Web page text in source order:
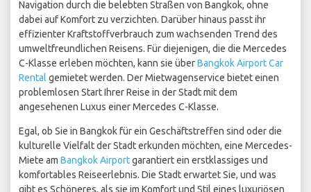
Navigation durch die belebten Straßen von Bangkok, ohne
dabei auf Komfort zu verzichten. Darüber hinaus passt ihr
effizienter Kraftstoffverbrauch zum wachsenden Trend des
umweltfreundlichen Reisens. Für diejenigen, die die Mercedes
C-Klasse erleben möchten, kann sie überBangkok Airport Car
Rental gemietet werden. Der Mietwagenservice bietet einen
problemlosen Start Ihrer Reise in der Stadt mit dem
angesehenen Luxus einer Mercedes C-Klasse.
Egal, ob Sie in Bangkok für ein Geschäftstreffen sind oder die
kulturelle Vielfalt der Stadt erkunden möchten, eine Mercedes-
Miete am Bangkok Airportgarantiert ein erstklassiges und
komfortables Reiseerlebnis. Die Stadt erwartet Sie, und was
gibt es Schöneres, als sie im Komfort und Stil eines luxuriösen